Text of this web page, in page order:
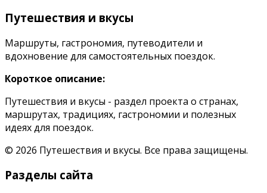
Путешествия и вкусы
Маршруты, гастрономия, путеводители и
вдохновение для самостоятельных поездок.
Короткое описание:
Путешествия и вкусы - раздел проекта о странах,
маршрутах, традициях, гастрономии и полезных
идеях для поездок.
© 2026 Путешествия и вкусы. Все права защищены.
Разделы сайта